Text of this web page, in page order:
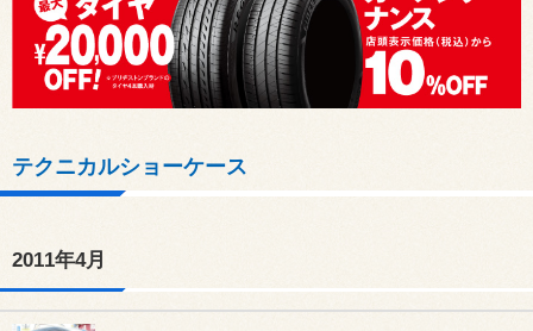
テクニカルショーケース
2011年4月